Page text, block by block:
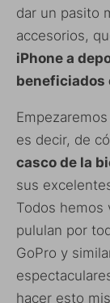
dar un pasito
accesorios,
iPhone a
beneficiados
es decir, de
casco de la
sus
Todos hemos
pululan por
GoPro y
hacer esto